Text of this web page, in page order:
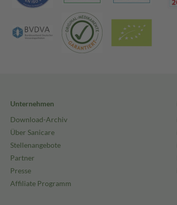
Unternehmen
Download-Archiv
Über Sanicare
Stellenangebote
Partner
Presse
Affiliate Programm